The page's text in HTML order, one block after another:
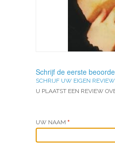
Schrijf de eerste
SCHRIJF UW EIGEN REVIEW
U PLAATST EEN REVIEW
UW NAAM